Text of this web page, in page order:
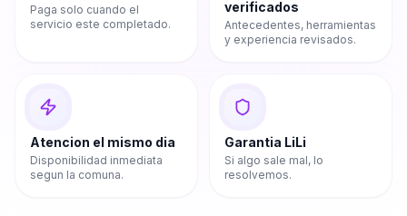
Paga solo cuando el
servicio este completado.
verificados
Antecedentes, herramientas
y experiencia revisados.
Atencion el mismo dia
Disponibilidad inmediata
segun la comuna.
Garantia LiLi
Si algo sale mal, lo
resolvemos.